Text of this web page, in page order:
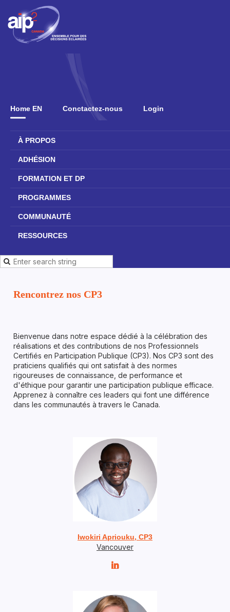
Home EN Conctactez-nous Login
À PROPOS
ADHÉSION
FORMATION ET DP
PROGRAMMES
COMMUNAUTÉ
RESSOURCES
Rencontrez nos CP3
Bienvenue dans notre espace dédié à la célébration des
réalisations et des contributions de nos Professionnels
Certifiés en Participation Publique (CP3). Nos CP3 sont des
praticiens qualifiés qui ont satisfait à des normes
rigoureuses de connaissance, de performance et
d'éthique pour garantir une participation publique efficace.
Apprenez à connaître ces leaders qui font une différence
dans les communautés à travers le Canada.
Iwokiri Apriouku, CP3
Vancouver
